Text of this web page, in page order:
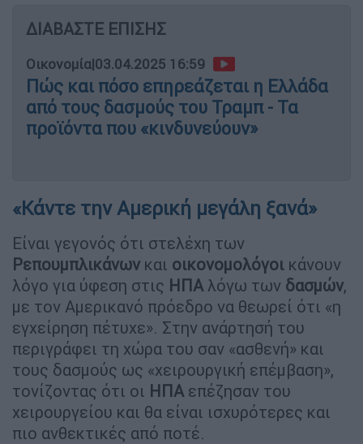
ΔΙΑΒΑΣΤΕ ΕΠΙΣΗΣ
Οικονομία|03.04.2025 16:59
Πώς και πόσο επηρεάζεται η Ελλάδα
από τους δασμούς του Τραμπ - Τα
προϊόντα που «κινδυνεύουν»
«Κάντε την Αμερική μεγάλη ξανά»
Είναι γεγονός ότι στελέχη των
Ρεπουμπλικάνων και οικονομολόγοι κάνουν
λόγο για ύφεση στις ΗΠΑ λόγω των δασμών,
με τον Αμερικανό πρόεδρο να θεωρεί ότι «η
εγχείρηση πέτυχε». Στην ανάρτησή του
περιγράφει τη χώρα του σαν «ασθενή» και
τους δασμούς ως «χειρουργική επέμβαση»,
τονίζοντας ότι οι ΗΠΑ επέζησαν του
χειρουργείου και θα είναι ισχυρότερες και
πιο ανθεκτικές από ποτέ.